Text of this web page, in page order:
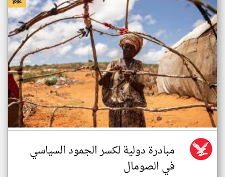
مبادرة دولية لكسر الجمود السياسي
في الصومال